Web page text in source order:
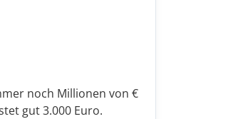
noch Millionen von €
gut 3.000 Euro.